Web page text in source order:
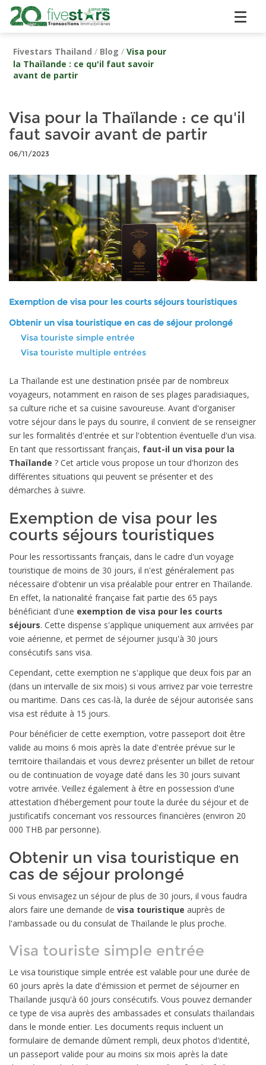
Fivestars Thailand / Blog /Visa pour
la Thaïlande : ce qu'il faut savoir
avant de partir
Visa pour la Thaïlande : ce qu'il
faut savoir avant de partir
06/11/2023
Exemption de visa pour les courts séjours touristiques
Obtenir un visa touristique en cas de séjour prolongé
Visa touriste simple entrée
Visa touriste multiple entrées
La Thaïlande est une destination prisée par de nombreux
voyageurs, notamment en raison de ses plages paradisiaques,
sa culture riche et sa cuisine savoureuse. Avant d'organiser
votre séjour dans le pays du sourire, il convient de se renseigner
sur les formalités d'entrée et sur l'obtention éventuelle d'un visa.
En tant que ressortissant français, faut-il un visa pour la
Thaïlande ? Cet article vous propose un tour d'horizon des
différentes situations qui peuvent se présenter et des
démarches à suivre.
Exemption de visa pour les
courts séjours touristiques
Pour les ressortissants français, dans le cadre d'un voyage
touristique de moins de 30 jours, il n'est généralement pas
nécessaire d'obtenir un visa préalable pour entrer en Thaïlande.
En effet, la nationalité française fait partie des 65 pays
bénéficiant d'une exemption de visa pour les courts
séjours. Cette dispense s'applique uniquement aux arrivées par
voie aérienne, et permet de séjourner jusqu'à 30 jours
consécutifs sans visa.
Cependant, cette exemption ne s'applique que deux fois par an
(dans un intervalle de six mois) si vous arrivez par voie terrestre
ou maritime. Dans ces cas-là, la durée de séjour autorisée sans
visa est réduite à 15 jours.
Pour bénéficier de cette exemption, votre passeport doit être
valide au moins 6 mois après la date d'entrée prévue sur le
territoire thaïlandais et vous devrez présenter un billet de retour
ou de continuation de voyage daté dans les 30 jours suivant
votre arrivée. Veillez également à être en possession d'une
attestation d'hébergement pour toute la durée du séjour et de
justificatifs concernant vos ressources financières (environ 20
000 THB par personne).
Obtenir un visa touristique en
cas de séjour prolongé
Si vous envisagez un séjour de plus de 30 jours, il vous faudra
alors faire une demande de visa touristique auprès de
l'ambassade ou du consulat de Thaïlande le plus proche.
Visa touriste simple entrée
Le visa touristique simple entrée est valable pour une durée de
60 jours après la date d'émission et permet de séjourner en
Thaïlande jusqu'à 60 jours consécutifs. Vous pouvez demander
ce type de visa auprès des ambassades et consulats thaïlandais
dans le monde entier. Les documents requis incluent un
formulaire de demande dûment rempli, deux photos d'identité,
un passeport valide pour au moins six mois après la date